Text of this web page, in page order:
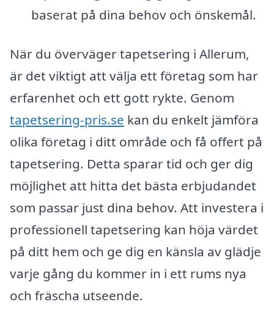
baserat på dina behov och önskemål.
När du överväger tapetsering i Allerum,
är det viktigt att välja ett företag som har
erfarenhet och ett gott rykte. Genom
tapetsering-pris.se kan du enkelt jämföra
olika företag i ditt område och få offert på
tapetsering. Detta sparar tid och ger dig
möjlighet att hitta det bästa erbjudandet
som passar just dina behov. Att investera i
professionell tapetsering kan höja värdet
på ditt hem och ge dig en känsla av glädje
varje gång du kommer in i ett rums nya
och fräscha utseende.